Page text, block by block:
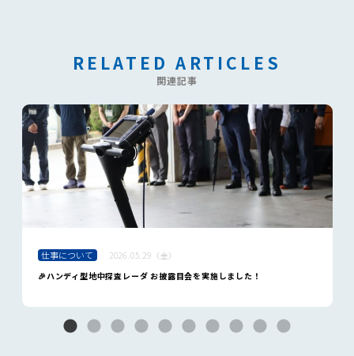
RELATED ARTICLES
関連記事
仕事について
2026.05.29（金）
🎉ハンディ型地中探査レーダ お披露目会を実施しました！